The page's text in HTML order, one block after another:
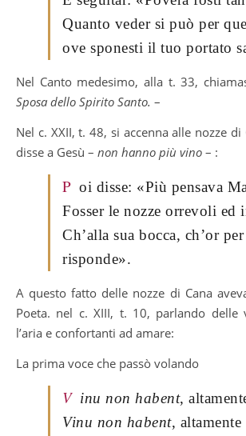
Quanto veder si può per
ove sponesti il tuo portato
Nel Canto medesimo, alla t. 33,
Sposa dello Spirito Santo. –
Nel c. XXII, t. 48, si accenna alle nozze
disse a Gesù – non hanno più vino – :
P oi disse: «Più pensava
Fosser le nozze orrevoli ed
Ch’alla sua bocca, ch’or
risponde».
A questo fatto delle nozze di Cana
Poeta. nel c. XIII, t. 10, parlando delle
l’aria e confortanti ad amare:
La prima voce che passò volando
V inu non habent,
Vinu non habent, altamente